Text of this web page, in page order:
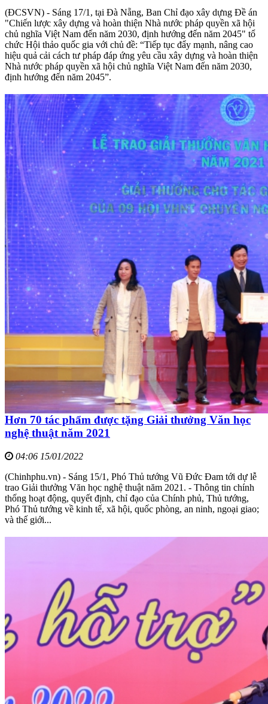
(ĐCSVN) - Sáng 17/1, tại Đà Nẵng, Ban Chỉ đạo xây dựng Đề án
"Chiến lược xây dựng và hoàn thiện Nhà nước pháp quyền xã hội
chủ nghĩa Việt Nam đến năm 2030, định hướng đến năm 2045" tổ
chức Hội thảo quốc gia với chủ đề: “Tiếp tục đẩy mạnh, nâng cao
hiệu quả cải cách tư pháp đáp ứng yêu cầu xây dựng và hoàn thiện
Nhà nước pháp quyền xã hội chủ nghĩa Việt Nam đến năm 2030,
định hướng đến năm 2045”.
Hơn 70 tác phẩm được tặng Giải thưởng Văn học
nghệ thuật năm 2021
04:06 15/01/2022
(Chinhphu.vn) - Sáng 15/1, Phó Thủ tướng Vũ Đức Đam tới dự lễ
trao Giải thưởng Văn học nghệ thuật năm 2021. - Thông tin chính
thống hoạt động, quyết định, chỉ đạo của Chính phủ, Thủ tướng,
Phó Thủ tướng về kinh tế, xã hội, quốc phòng, an ninh, ngoại giao;
và thế giới...